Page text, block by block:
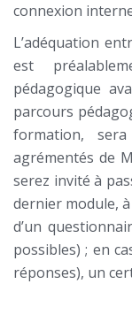
connexion
L’adéquation
est
pédagogique
parcours
formation,
agrémentés de
serez invité à
dernier module,
d’un
possibles) ; en
réponses), un